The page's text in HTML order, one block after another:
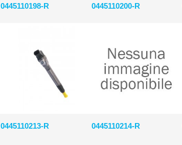
0445110198-R 0445110200-R
0445110213-R 0445110214-R